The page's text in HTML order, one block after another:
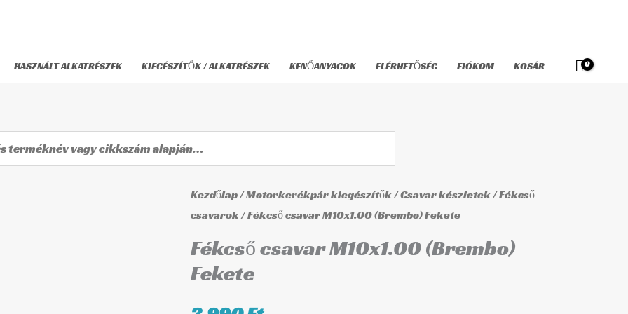
HASZNÁLT ALKATRÉSZEK KIEGÉSZÍTŐK / ALKATRÉSZEK KENŐANYAGOK ELÉRHETŐSÉG FIÓKOM KOSÁR
Kezdőlap/Motorkerékpár kiegészítők/Csavar készletek/Fékcső
csavarok/ Fékcső csavar M10x1.00 (Brembo) Fekete
Fékcső csavar M10x1.00 (Brembo)
Fekete
Fékcső
csavar
M10x1.00
(Brembo)
Fekete